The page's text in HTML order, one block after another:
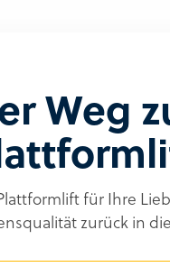
Weg
für Ihre
zurück in